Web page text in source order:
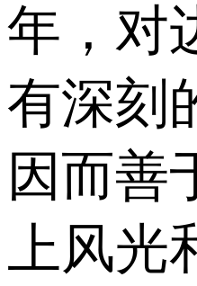
年，对
有深刻
因而善
上风光